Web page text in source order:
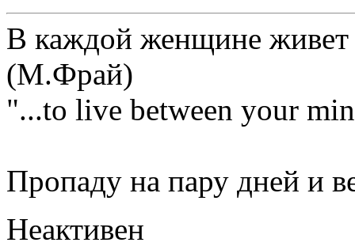
В каждой женщине
(М.Фрай)
"...to live between your
Пропаду на пару дней и
Неактивен